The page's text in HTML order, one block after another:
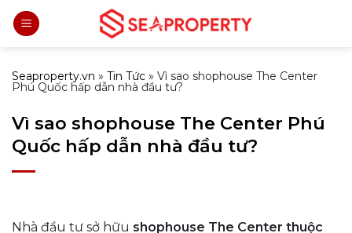
Bỏ
qua
dung
Seaproperty.vn » Tin Tức » Vì sao shophouse The Center
Phú Quốc hấp dẫn nhà đầu tư?
Vì sao shophouse The Center Phú
Quốc hấp dẫn nhà đầu tư?
Nhà đầu tư sở hữu shophouse The Center thuộc